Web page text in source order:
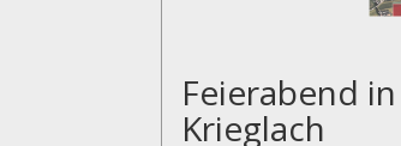
Feierabend in
Krieglach